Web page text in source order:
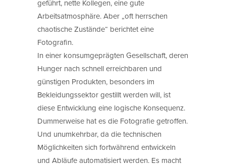
geführt, nette Kollegen, eine gute
Arbeitsatmosphäre. Aber „oft herrschen
chaotische Zustände“ berichtet eine
Fotografin.
In einer konsumgeprägten Gesellschaft, deren
Hunger nach schnell erreichbaren und
günstigen Produkten, besonders im
Bekleidungssektor gestillt werden will, ist
diese Entwicklung eine logische Konsequenz.
Dummerweise hat es die Fotografie getroffen.
Und unumkehrbar, da die technischen
Möglichkeiten sich fortwährend entwickeln
und Abläufe automatisiert werden. Es macht